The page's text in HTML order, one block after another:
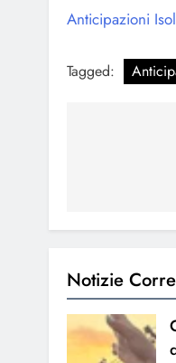
Anticipazioni
Tagged:
Notizie